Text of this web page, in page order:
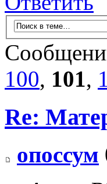
100, 101,
Re:
опоссум